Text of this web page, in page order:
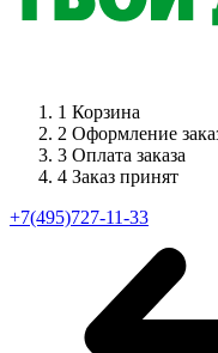
1 Корзина
2 Оформление
3 Оплата заказа
4 Заказ принят
+7(495)727-11-33